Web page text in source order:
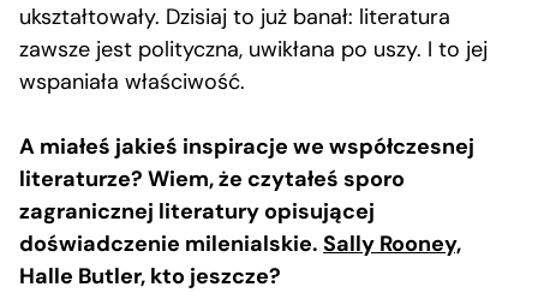
ukształtowały. Dzisiaj to już banał: literatura
zawsze jest polityczna, uwikłana po uszy. I to jej
wspaniała właściwość.
A miałeś jakieś inspiracje we współczesnej
literaturze? Wiem, że czytałeś sporo
zagranicznej literatury opisującej
doświadczenie milenialskie. Sally Rooney,
Halle Butler, kto jeszcze?